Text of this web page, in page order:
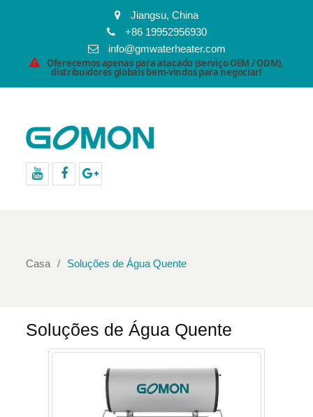
Jiangsu, China
+86 19952956930
info@gmwaterheater.com
Oferecemos apenas para atacado (serviço OEM / ODM),
distribuidores globais bem-vindos para negociar!
Casa Soluções de Água Quente
Soluções de Água Quente